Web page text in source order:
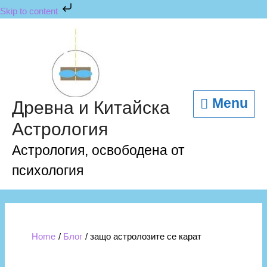
Skip to content
Skip
to
Древна и Китайска
Астрология
Астрология, освободена от
психология
Menu
Home Блог защо астролозите се карат